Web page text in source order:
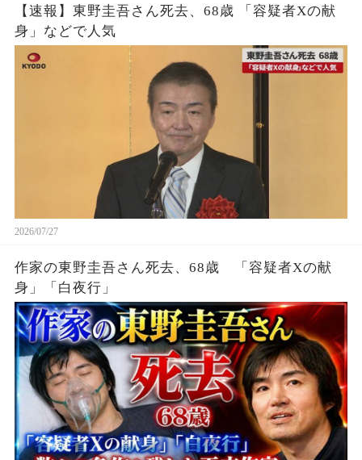
【速報】東野圭吾さん死去、68歳 「容疑者Xの献
身」などで人気
2026/07/27
作家の東野圭吾さん死去、68歳 「容疑者Xの献
身」「白夜行」